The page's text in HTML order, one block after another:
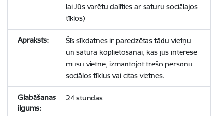
lai Jūs varētu dalīties ar saturu sociālajos
tīklos)
Šīs sīkdatnes ir paredzētas tādu vietņu
un satura koplietošanai, kas jūs interesē
mūsu vietnē, izmantojot trešo personu
sociālos tīklus vai citas vietnes.
24 stundas